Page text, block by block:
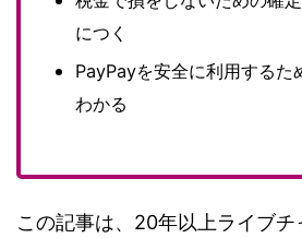
につく
PayPayを安全に利用するた
わかる
この記事は、20年以上ライブ